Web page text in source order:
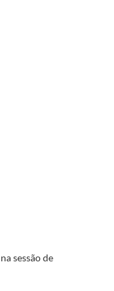
Silva na cerimónia de
Silva na Assembleia
Silva na cerimónia
sessão de